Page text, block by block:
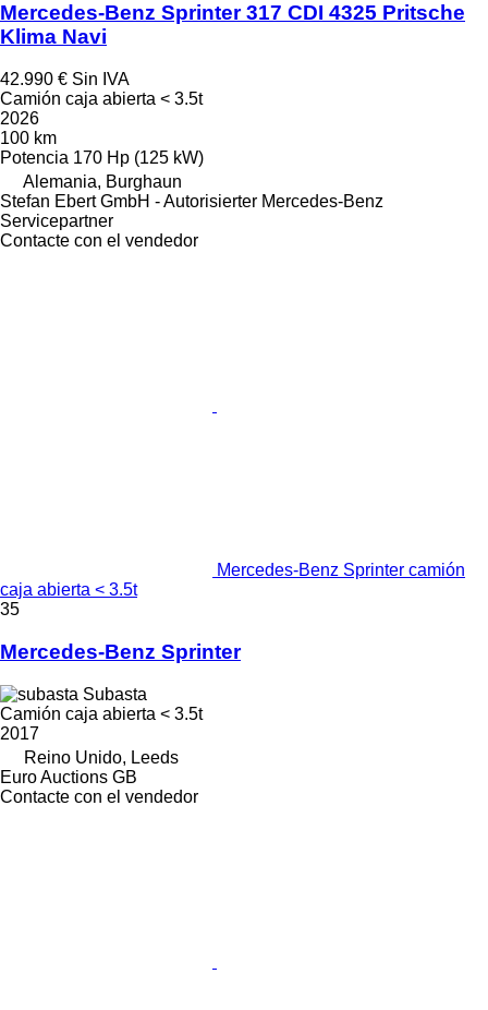
Mercedes-Benz Sprinter 317 CDI 4325 Pritsche
Klima Navi
42.990 € Sin IVA
Camión caja abierta < 3.5t
2026
100 km
Potencia 170 Hp (125 kW)
Alemania, Burghaun
Stefan Ebert GmbH - Autorisierter Mercedes-Benz
Servicepartner
Contacte con el vendedor
Mercedes-Benz Sprinter camión
caja abierta < 3.5t
35
Mercedes-Benz Sprinter
Subasta
Camión caja abierta < 3.5t
2017
Reino Unido, Leeds
Euro Auctions GB
Contacte con el vendedor